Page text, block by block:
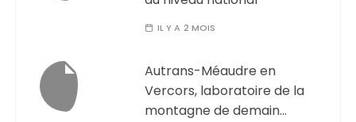
IL Y A 2 MOIS
Autrans-Méaudre en
Vercors, laboratoire de la
montagne de demain…